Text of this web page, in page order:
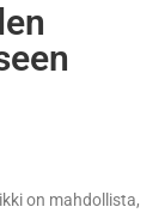
on mahdollista,